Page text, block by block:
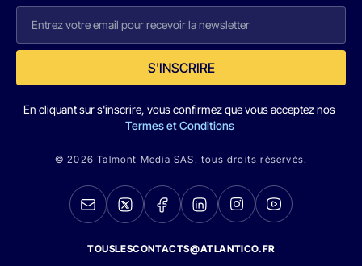
S'INSCRIRE
En cliquant sur s'inscrire, vous confirmez que vous acceptez nos
Termes et Conditions
© 2026 Talmont Media SAS. tous droits réservés.
TOUSLESCONTACTS@ATLANTICO.FR